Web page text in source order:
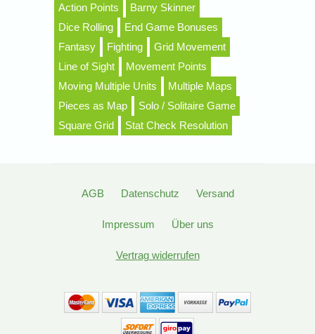
Action Points
Barny Skinner
Dice Rolling
End Game Bonuses
Fantasy
Fighting
Grid Movement
Line of Sight
Movement Points
Moving Multiple Units
Multiple Maps
Pieces as Map
Solo / Solitaire Game
Square Grid
Stat Check Resolution
AGB Datenschutz Versand
Impressum Über uns
Vertrag widerrufen